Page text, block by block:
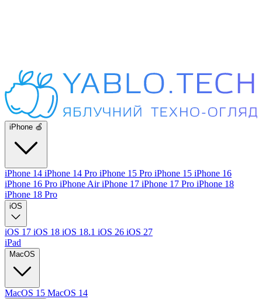
iPhone 🍏
iPhone 14 iPhone 14 Pro iPhone 15 Pro iPhone 15 iPhone 16
iPhone 16 Pro iPhone AiriPhone 17 iPhone 17 Pro iPhone 18
iPhone 18 Pro
iOS
iOS 17 iOS 18 iOS 18.1 iOS 26 iOS 27
iPad
MacOS
MacOS 15 MacOS 14